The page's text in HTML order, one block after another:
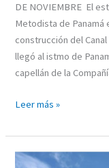
DE NOVIEMBRE El
Metodista de Panamá
construcción del
llegó al istmo de
capellán de la
Leer más »
IGLESIA